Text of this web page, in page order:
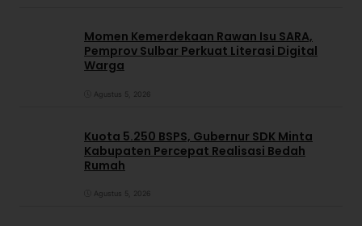
Momen Kemerdekaan Rawan Isu SARA,
Pemprov Sulbar Perkuat Literasi Digital
Warga
Agustus 5, 2026
Kuota 5.250 BSPS, Gubernur SDK Minta
Kabupaten Percepat Realisasi Bedah
Rumah
Agustus 5, 2026